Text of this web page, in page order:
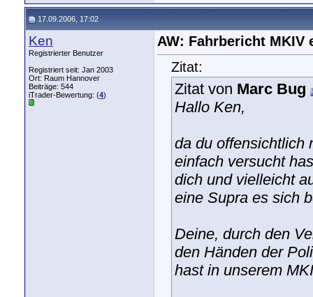
17.09.2006, 17:02
Ken
Registrierter Benutzer
Registriert seit: Jan 2003
Ort: Raum Hannover
Beiträge: 544
iTrader-Bewertung: (4)
AW: Fahrbericht MKIV
Zitat:
Zitat von Marc Bug
Hallo Ken,
da du offensichtlich
einfach versucht
dich und vielleicht
eine Supra es sich
Deine, durch den
den Händen der
hast in unserem